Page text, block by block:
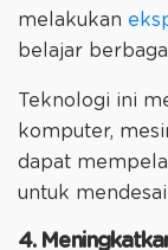
melakukan
belajar
Teknologi ini
komputer,
dapat
untuk
4.